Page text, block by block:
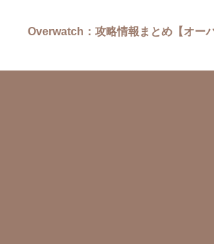
Overwatch：攻略情報まとめ【オー